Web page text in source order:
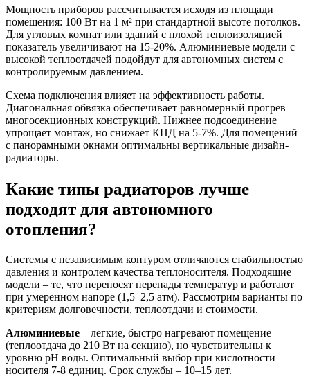
Мощность приборов рассчитывается исходя из площади
помещения: 100 Вт на 1 м² при стандартной высоте потолков.
Для угловых комнат или зданий с плохой теплоизоляцией
показатель увеличивают на 15-20%. Алюминиевые модели с
высокой теплоотдачей подойдут для автономных систем с
контролируемым давлением.
Схема подключения влияет на эффективность работы.
Диагональная обвязка обеспечивает равномерный прогрев
многосекционных конструкций. Нижнее подсоединение
упрощает монтаж, но снижает КПД на 5-7%. Для помещений
с панорамными окнами оптимальны вертикальные дизайн-
радиаторы.
Какие типы радиаторов лучше
подходят для автономного
отопления?
Системы с независимым контуром отличаются стабильностью
давления и контролем качества теплоносителя. Подходящие
модели – те, что переносят перепады температур и работают
при умеренном напоре (1,5–2,5 атм). Рассмотрим варианты по
критериям долговечности, теплоотдачи и стоимости.
Алюминиевые – легкие, быстро нагревают помещение
(теплоотдача до 210 Вт на секцию), но чувствительны к
уровню pH воды. Оптимальный выбор при кислотности
носителя 7-8 единиц. Срок службы – 10–15 лет.